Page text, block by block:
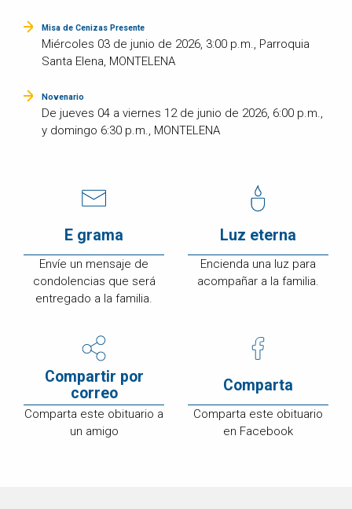
Misa de Cenizas Presente
Miércoles 03 de junio de 2026, 3:00 p.m., Parroquia
Santa Elena, MONTELENA
Novenario
De jueves 04 a viernes 12 de junio de 2026, 6:00 p.m.,
y domingo 6:30 p.m., MONTELENA
E grama
Envíe un mensaje de
condolencias que será
entregado a la familia.
Luz eterna
Encienda una luz para
acompañar a la familia.
Compartir por
correo
Comparta este obituario a
un amigo
Comparta
Comparta este obituario
en Facebook